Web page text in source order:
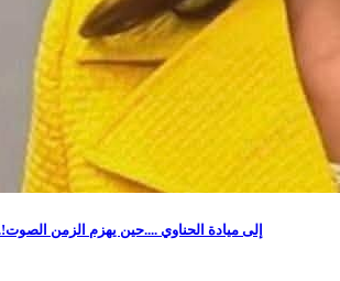
إلى ميادة الحناوي ....حين يهزم الزمن